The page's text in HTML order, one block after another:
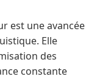
est une avancée
Elle
des
constante